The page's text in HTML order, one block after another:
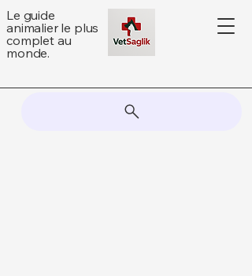
Le guide
animalier le plus
complet au
monde.